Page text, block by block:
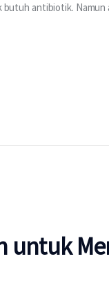
antibiotik. Namun
untuk